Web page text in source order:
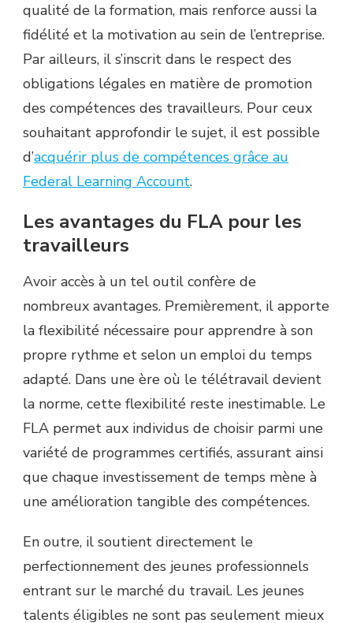
qualité de la formation, mais renforce aussi la
fidélité et la motivation au sein de l’entreprise.
Par ailleurs, il s’inscrit dans le respect des
obligations légales en matière de promotion
des compétences des travailleurs. Pour ceux
souhaitant approfondir le sujet, il est possible
d’acquérir plus de compétences grâce au
Federal Learning Account.
Les avantages du FLA pour les
travailleurs
Avoir accès à un tel outil confère de
nombreux avantages. Premièrement, il apporte
la flexibilité nécessaire pour apprendre à son
propre rythme et selon un emploi du temps
adapté. Dans une ère où le télétravail devient
la norme, cette flexibilité reste inestimable. Le
FLA permet aux individus de choisir parmi une
variété de programmes certifiés, assurant ainsi
que chaque investissement de temps mène à
une amélioration tangible des compétences.
En outre, il soutient directement le
perfectionnement des jeunes professionnels
entrant sur le marché du travail. Les jeunes
talents éligibles ne sont pas seulement mieux